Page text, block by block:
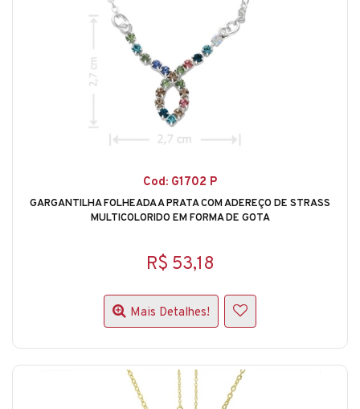
Cod: G1702 P
GARGANTILHA FOLHEADA A PRATA COM ADEREÇO DE STRASS
MULTICOLORIDO EM FORMA DE GOTA
R$ 53,18
Mais Detalhes!